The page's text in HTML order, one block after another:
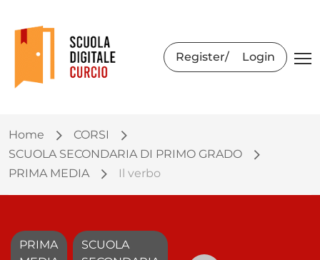
Register Login
Home
CORSI
SCUOLA SECONDARIA DI PRIMO GRADO
PRIMA MEDIA
Il verbo
PRIMA
SCUOLA